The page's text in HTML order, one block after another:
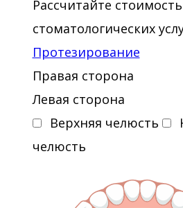
Рассчитайте стоимость
стоматологических
Протезирование
Правая сторона
Левая сторона
Верхняя челюсть
челюсть